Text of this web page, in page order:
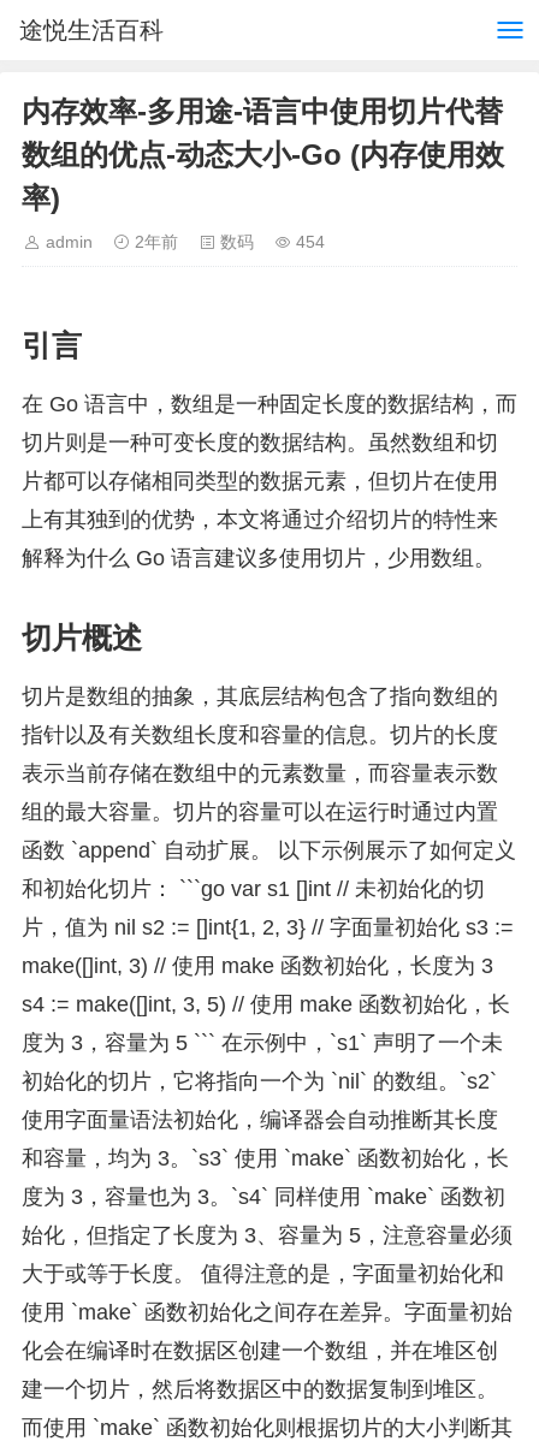
途悦生活百科
内存效率-多用途-语言中使用切片代替
数组的优点-动态大小-Go (内存使用效
率)
admin 2年前 数码 454
引言
在 Go 语言中，数组是一种固定长度的数据结构，而
切片则是一种可变长度的数据结构。虽然数组和切
片都可以存储相同类型的数据元素，但切片在使用
上有其独到的优势，本文将通过介绍切片的特性来
解释为什么 Go 语言建议多使用切片，少用数组。
切片概述
切片是数组的抽象，其底层结构包含了指向数组的
指针以及有关数组长度和容量的信息。切片的长度
表示当前存储在数组中的元素数量，而容量表示数
组的最大容量。切片的容量可以在运行时通过内置
函数 `append` 自动扩展。 以下示例展示了如何定义
和初始化切片： ```go var s1 []int // 未初始化的切
片，值为 nil s2 := []int{1, 2, 3} // 字面量初始化 s3 :=
make([]int, 3) // 使用 make 函数初始化，长度为 3
s4 := make([]int, 3, 5) // 使用 make 函数初始化，长
度为 3，容量为 5 ``` 在示例中，`s1` 声明了一个未
初始化的切片，它将指向一个为 `nil` 的数组。`s2`
使用字面量语法初始化，编译器会自动推断其长度
和容量，均为 3。`s3` 使用 `make` 函数初始化，长
度为 3，容量也为 3。`s4` 同样使用 `make` 函数初
始化，但指定了长度为 3、容量为 5，注意容量必须
大于或等于长度。 值得注意的是，字面量初始化和
使用 `make` 函数初始化之间存在差异。字面量初始
化会在编译时在数据区创建一个数组，并在堆区创
建一个切片，然后将数据区中的数据复制到堆区。
而使用 `make` 函数初始化则根据切片的大小判断其